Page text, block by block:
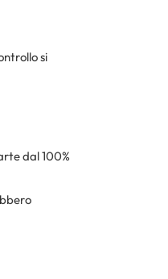
si
dal 100%